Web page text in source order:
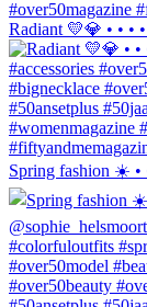
Radiant 💛💎 • • •
Spring fashion ☀️ •